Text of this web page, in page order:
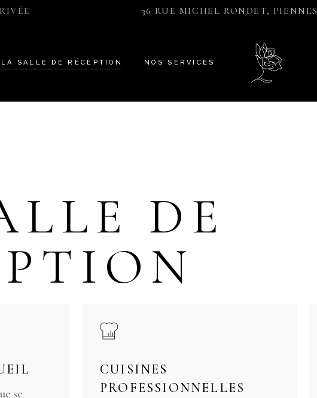
36 RUE MICHEL RONDET, PIENNES
LA SALLE DE RÉCEPTION NOS SERVICES
DE
se
CUISINES
PROFESSIONNELLES